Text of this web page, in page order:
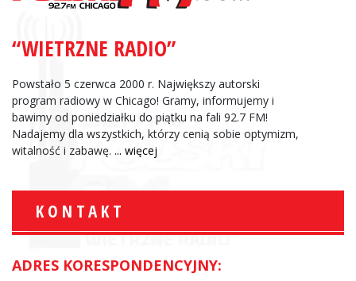
“WIETRZNE RADIO”
Powstało 5 czerwca 2000 r. Największy autorski
program radiowy w Chicago! Gramy, informujemy i
bawimy od poniedziałku do piątku na fali 92.7 FM!
Nadajemy dla wszystkich, którzy cenią sobie optymizm,
witalność i zabawę. ... więcej
KONTAKT
ADRES KORESPONDENCYJNY: